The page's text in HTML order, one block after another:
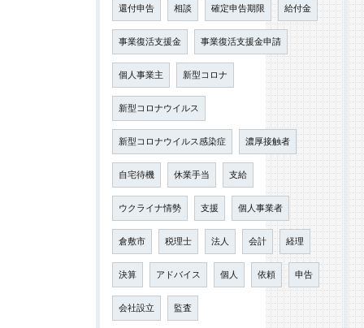
還付申告 相談 確定申告期限 給付金
事業復活支援金 事業復活支援金申請
個人事業主 新型コロナ
新型コロナウイルス
新型コロナウイルス感染症 濃厚接触者
自宅待機 休業手当 支給
ウクライナ情勢 支援 個人事業者
倉敷市 税理士 法人 会計 経理
決算 アドバイス 個人 依頼 申告
会社設立 監査